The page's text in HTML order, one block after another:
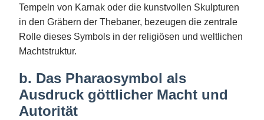
Tempeln von Karnak oder die kunstvollen Skulpturen
in den Gräbern der Thebaner, bezeugen die zentrale
Rolle dieses Symbols in der religiösen und weltlichen
Machtstruktur.
b. Das Pharaosymbol als
Ausdruck göttlicher Macht und
Autorität